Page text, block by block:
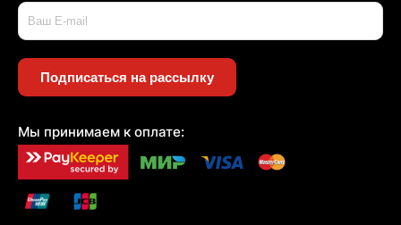
Подписаться на рассылку
Мы принимаем к оплате: